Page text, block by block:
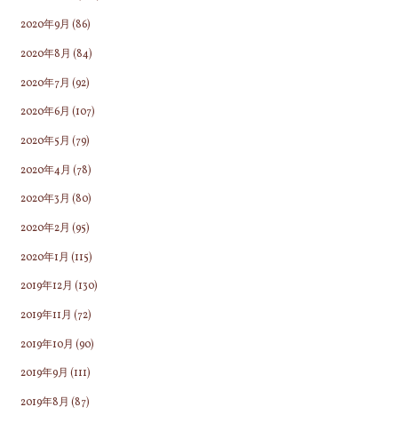
2020年9月 (86)
2020年8月 (84)
2020年7月 (92)
2020年6月 (107)
2020年5月 (79)
2020年4月 (78)
2020年3月 (80)
2020年2月 (95)
2020年1月 (115)
2019年12月 (130)
2019年11月 (72)
2019年10月 (90)
2019年9月 (111)
2019年8月 (87)